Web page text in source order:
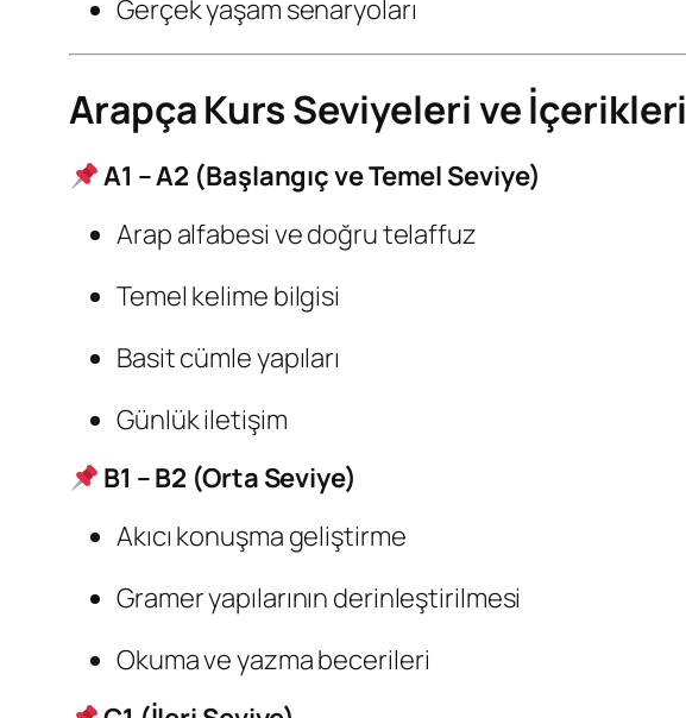
Gerçek yaşam senaryoları
Arapça Kurs Seviyeleri ve İçerikleri
A1 – A2 (Başlangıç ve Temel Seviye)
Arap alfabesi ve doğru telaffuz
Temel kelime bilgisi
Basit cümle yapıları
Günlük iletişim
B1 – B2 (Orta Seviye)
Akıcı konuşma geliştirme
Gramer yapılarının derinleştirilmesi
Okuma ve yazma becerileri